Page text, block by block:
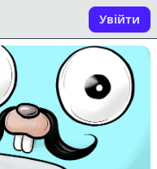
Увійти